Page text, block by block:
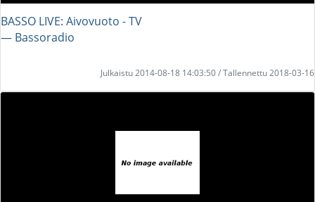
BASSO LIVE: Aivovuoto - TV
― Bassoradio
Julkaistu 2014-08-18 14:03:50 / Tallennettu 2018-03-16